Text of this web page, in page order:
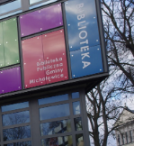
Jeszcze pół
i przeważa
każdy z